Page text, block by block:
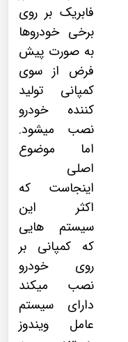
فابریک بر روی
برخی خودروها
به صورت پیش
فرض از سوی
کمپانی تولید
کننده خودرو
نصب میشود.
اما موضوع
اصلی
اینجاست که
اکثر این
سیستم هایی
که کمپانی بر
روی خودرو
نصب میکند
دارای سیستم
عامل ویندوز